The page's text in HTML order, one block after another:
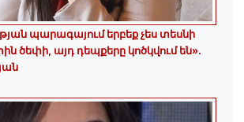
պարագայում երբեք չես տեսնի
ծեփի, այդ դեպքերը կոծկվում են»․